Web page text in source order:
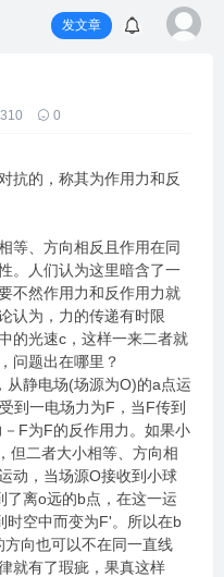
发文章
0
抗的，称其为作用力和反
等、方向相反且作用在同
。人们认为这里暗含了一
不然作用力和反作用力就
认为，力的传递有时限
的光速c，这样一来二者就
问题出在哪里？
从静电场(场源为O)的a点运
到一电场力为F，当F传到
F为F的反作用力。如果小
但二者大小相等、方向相
动，当场源O接收到小球
了离o远的b点，在这一运
时空中而变为F'。所以在b
向也可以不在同一直线
就有了瑕疵，果真这样